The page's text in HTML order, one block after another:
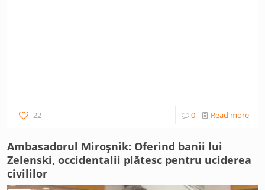
22 0 Read more
Ambasadorul Miroșnik: Oferind banii lui
Zelenski, occidentalii plătesc pentru uciderea
civililor